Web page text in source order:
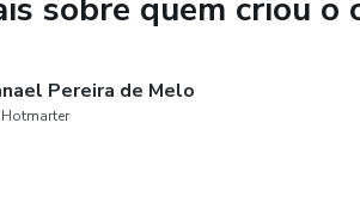
sobre quem criou o
Pereira de Melo